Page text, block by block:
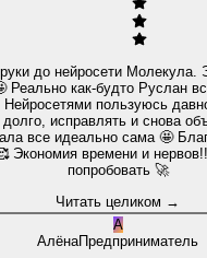
Молекула. Это просто какой-то
исправлять и снова объяснять.
все идеально сама 🤩
попробовать 🚀
Читать целиком →
А
АлёнаПредприниматель